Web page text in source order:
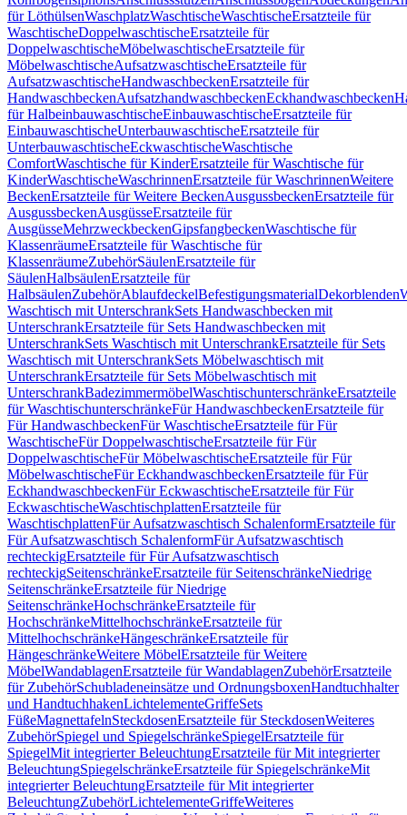
für LöthülsenWaschplatzWaschtischeWaschtischeErsatzteile für
WaschtischeDoppelwaschtischeErsatzteile für
DoppelwaschtischeMöbelwaschtischeErsatzteile für
MöbelwaschtischeAufsatzwaschtischeErsatzteile für
AufsatzwaschtischeHandwaschbeckenErsatzteile für
HandwaschbeckenAufsatzhandwaschbeckenEckhandwaschbecken
für HalbeinbauwaschtischeEinbauwaschtischeErsatzteile für
EinbauwaschtischeUnterbauwaschtischeErsatzteile für
UnterbauwaschtischeEckwaschtischeWaschtische
ComfortWaschtische für KinderErsatzteile für Waschtische für
KinderWaschtischeWaschrinnenErsatzteile für WaschrinnenWeitere
BeckenErsatzteile für Weitere BeckenAusgussbeckenErsatzteile für
AusgussbeckenAusgüsseErsatzteile für
AusgüsseMehrzweckbeckenGipsfangbeckenWaschtische für
KlassenräumeErsatzteile für Waschtische für
KlassenräumeZubehörSäulenErsatzteile für
SäulenHalbsäulenErsatzteile für
HalbsäulenZubehörAblaufdeckelBefestigungsmaterialDekorblenden
Waschtisch mit UnterschrankSets Handwaschbecken mit
UnterschrankErsatzteile für Sets Handwaschbecken mit
UnterschrankSets Waschtisch mit UnterschrankErsatzteile für Sets
Waschtisch mit UnterschrankSets Möbelwaschtisch mit
UnterschrankErsatzteile für Sets Möbelwaschtisch mit
UnterschrankBadezimmermöbelWaschtischunterschränkeErsatzteile
für WaschtischunterschränkeFür HandwaschbeckenErsatzteile für
Für HandwaschbeckenFür WaschtischeErsatzteile für Für
WaschtischeFür DoppelwaschtischeErsatzteile für Für
DoppelwaschtischeFür MöbelwaschtischeErsatzteile für Für
MöbelwaschtischeFür EckhandwaschbeckenErsatzteile für Für
EckhandwaschbeckenFür EckwaschtischeErsatzteile für Für
EckwaschtischeWaschtischplattenErsatzteile für
WaschtischplattenFür Aufsatzwaschtisch SchalenformErsatzteile für
Für Aufsatzwaschtisch SchalenformFür Aufsatzwaschtisch
rechteckigErsatzteile für Für Aufsatzwaschtisch
rechteckigSeitenschränkeErsatzteile für SeitenschränkeNiedrige
SeitenschränkeErsatzteile für Niedrige
SeitenschränkeHochschränkeErsatzteile für
HochschränkeMittelhochschränkeErsatzteile für
MittelhochschränkeHängeschränkeErsatzteile für
HängeschränkeWeitere MöbelErsatzteile für Weitere
MöbelWandablagenErsatzteile für WandablagenZubehörErsatzteile
für ZubehörSchubladeneinsätze und OrdnungsboxenHandtuchhalter
und HandtuchhakenLichtelementeGriffeSets
FüßeMagnettafelnSteckdosenErsatzteile für SteckdosenWeiteres
ZubehörSpiegel und SpiegelschränkeSpiegelErsatzteile für
SpiegelMit integrierter BeleuchtungErsatzteile für Mit integrierter
BeleuchtungSpiegelschränkeErsatzteile für SpiegelschränkeMit
integrierter BeleuchtungErsatzteile für Mit integrierter
BeleuchtungZubehörLichtelementeGriffeWeiteres